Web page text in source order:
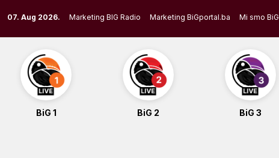
to
content
07. Aug 2026. Marketing BIG Radio Marketing BiGportal.ba Mi smo BiG
BiG 1 BiG 2 BiG 3